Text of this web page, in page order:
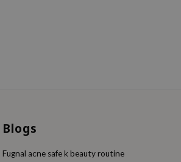
Blogs
Fugnal acne safe k beauty routine